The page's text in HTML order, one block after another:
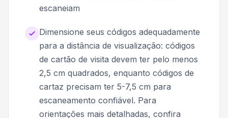
escaneiam
Dimensione seus códigos adequadamente
para a distância de visualização: códigos
de cartão de visita devem ter pelo menos
2,5 cm quadrados, enquanto códigos de
cartaz precisam ter 5-7,5 cm para
escaneamento confiável. Para
orientações mais detalhadas, confira